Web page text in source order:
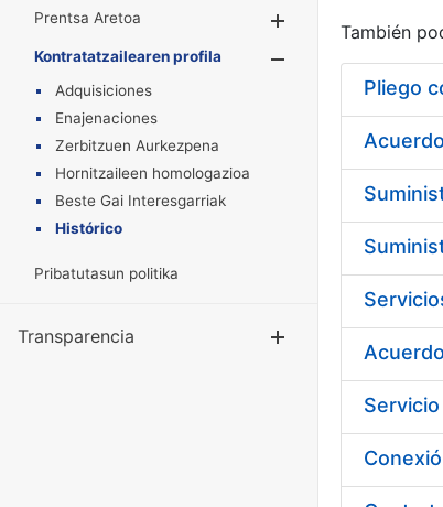
Prentsa Aretoa
Kontratatzailearen profila
Adquisiciones
Enajenaciones
Zerbitzuen Aurkezpena
Hornitzaileen homologazioa
Beste Gai Interesgarriak
Histórico
Pribatutasun politika
Transparencia
También
Pliego